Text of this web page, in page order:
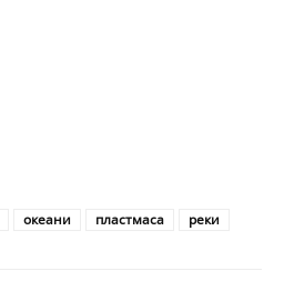
океани пластмаса реки